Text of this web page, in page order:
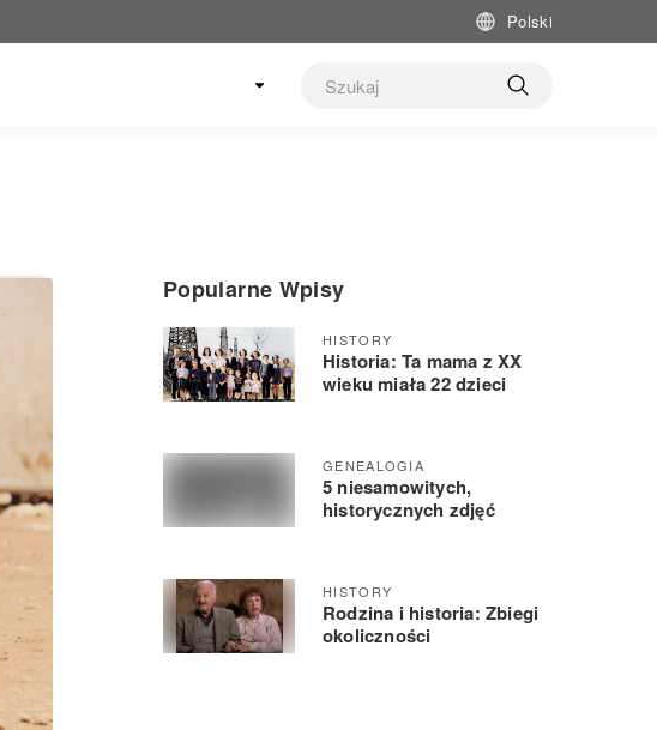
Polski
Popularne Wpisy
HISTORY
Historia: Ta mama z XX
wieku miała 22 dzieci
GENEALOGIA
5 niesamowitych,
historycznych zdjęć
HISTORY
Rodzina i historia: Zbiegi
okoliczności